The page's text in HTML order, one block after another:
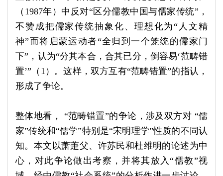
（1987年）中反对“区分儒教中国与儒家传统”，
不赞成把儒家传统抽象化、理想化为“人文精
神”而将启蒙运动者“全归到一个笼统的儒家门
下”，认为“分其本合，合其已分，倒容易‘范畴错
置’”（1）。这样，双方互有“范畴错置”的指认，
形成了争论。
整体地看， “范畴错置”的争论，涉及双方对 “儒
家”传统和“儒学”特别是“宋明理学”性质的不同认
知。本文以萧萐父、许苏民和杜维明的论述为中
心，对此争论做出考察，并将其放入“儒教”视